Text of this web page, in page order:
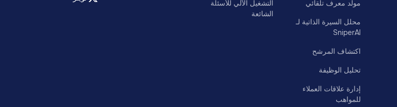
مولد معرف تلقائي
محلل السيرة الذاتية لـ
SniperAI
اكتشاف المرشح
تحليل الوظيفة
إدارة علاقات العملاء
للمواهب
التشغيل الآلي للأسئلة
الشائعة